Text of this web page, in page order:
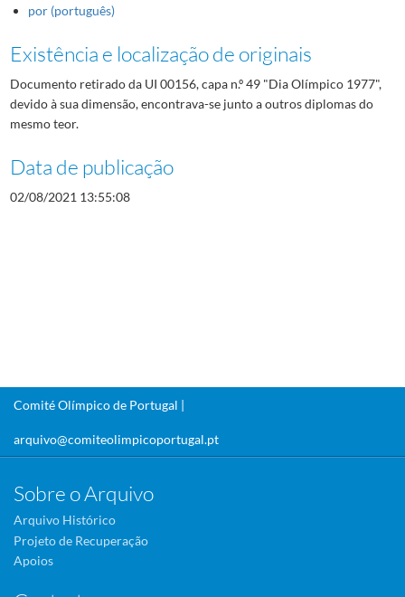
por (português)
Existência e localização de originais
Documento retirado da UI 00156, capa n.º 49 "Dia Olímpico 1977",
devido à sua dimensão, encontrava-se junto a outros diplomas do
mesmo teor.
Data de publicação
02/08/2021 13:55:08
Comité Olímpico de Portugal |
arquivo@comiteolimpicoportugal.pt
Sobre o Arquivo
Arquivo Histórico
Projeto de Recuperação
Apoios